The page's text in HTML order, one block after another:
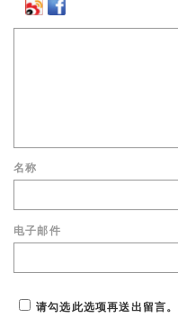
名称
电子邮件
请勾选此选项再送出留言。